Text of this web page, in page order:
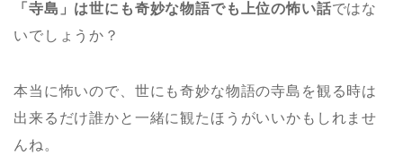
「寺島」は世にも奇妙な物語でも上位の怖い話ではな
いでしょうか？
本当に怖いので、世にも奇妙な物語の寺島を観る時は
出来るだけ誰かと一緒に観たほうがいいかもしれませ
んね。